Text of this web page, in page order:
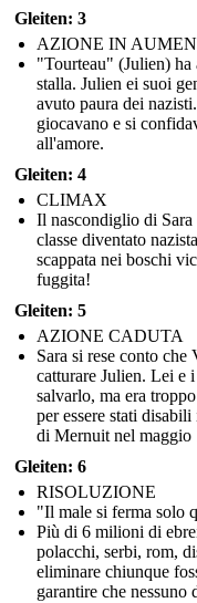
Gleiten: 3
AZIONE IN
"Tourteau" (Julien) ha
stalla. Julien ei suoi
avuto paura dei
giocavano e si
all'amore.
Gleiten: 4
CLIMAX
Il nascondiglio di Sara
classe diventato
scappata nei boschi
fuggita!
Gleiten: 5
AZIONE CADUTA
Sara si rese conto
catturare Julien. Lei e
salvarlo, ma era
per essere stati
di Mernuit nel maggio
Gleiten: 6
RISOLUZIONE
"Il male si ferma solo
Più di 6 milioni di
polacchi, serbi, rom,
eliminare chiunque
garantire che